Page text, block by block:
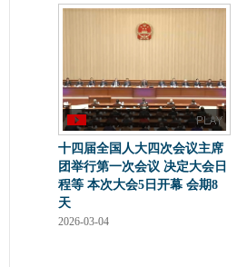
十四届全国人大四次会议主席
团举行第一次会议 决定大会日
程等 本次大会5日开幕 会期8
天
2026-03-04